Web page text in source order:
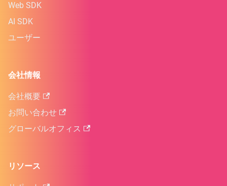
Web SDK
AI SDK
ユーザー
会社情報
会社概要
お問い合わせ
グローバルオフィス
リソース